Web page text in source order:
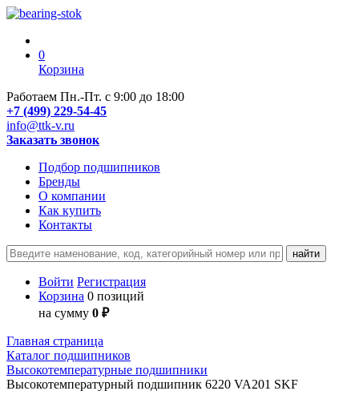
0
Корзина
Работаем Пн.-Пт. с 9:00 до 18:00
+7 (499) 229-54-45
info@ttk-v.ru
Заказать звонок
Подбор подшипников
Бренды
О компании
Как купить
Контакты
Войти Регистрация
Корзина 0 позиций
на сумму 0 ₽
Главная страница
Каталог подшипников
Высокотемпературные подшипники
Высокотемпературный подшипник 6220 VA201 SKF